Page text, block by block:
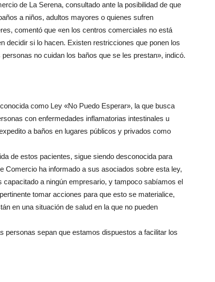
de La Serena, consultado ante la posibilidad de que
a niños, adultos mayores o quienes sufren
comentó que «en los centros comerciales no está
decidir si lo hacen. Existen restricciones que ponen los
no cuidan los baños que se les prestan», indicó.
como Ley «No Puedo Esperar», la que busca
con enfermedades inflamatorias intestinales u
a baños en lugares públicos y privados como
de estos pacientes, sigue siendo desconocida para
Comercio ha informado a sus asociados sobre esta ley,
a ningún empresario, y tampoco sabíamos el
tomar acciones para que esto se materialice,
en una situación de salud en la que no pueden
personas sepan que estamos dispuestos a facilitar los